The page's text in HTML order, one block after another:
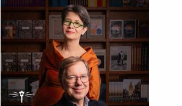
författare och forskare inom humaniora
StolpeKlippning: Hugo LundgrenFrågor,